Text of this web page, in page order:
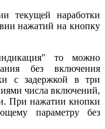
текущей наработки
нажатий на кнопку
то можно
без включения
с задержкой в три
числа включений,
При нажатии кнопки
параметру без